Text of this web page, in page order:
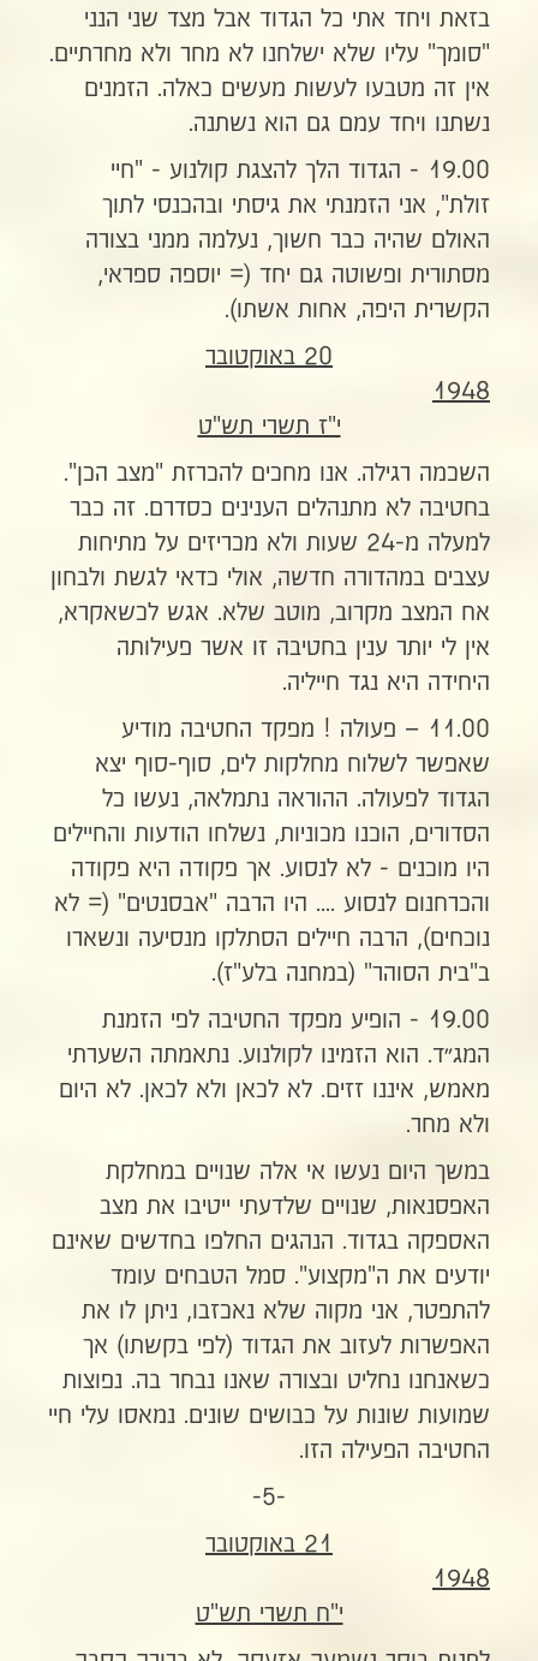
בזאת ויחד אתי כל הגדוד אבל מצד שני הנני
"סומך" עליו שלא ישלחנו לא מחר ולא מחרתיים.
אין זה מטבעו לעשות מעשים כאלה. הזמנים
נשתנו ויחד עמם גם הוא נשתנה.
19.00 - הגדוד הלך להצגת קולנוע - "חיי
זולת", אני הזמנתי את גיסתי ובהכנסי לתוך
האולם שהיה כבר חשוך, נעלמה ממני בצורה
מסתורית ופשוטה גם יחד (= יוספה ספראי,
הקשרית היפה, אחות אשתו).
20 באוקטובר
1948
י"ז תשרי תש"ט
השכמה רגילה. אנו מחכים להכרזת "מצב הכן".
בחטיבה לא מתנהלים הענינים כסדרם. זה כבר
למעלה מ-24 שעות ולא מכריזים על מתיחות
עצבים במהדורה חדשה, אולי כדאי לגשת ולבחון
אח המצב מקרוב, מוטב שלא. אגש לכשאקרא,
אין לי יותר ענין בחטיבה זו אשר פעילותה
היחידה היא נגד חייליה.
11.00 – פעולה ! מפקד החטיבה מודיע
שאפשר לשלוח מחלקות לים, סוף-סוף יצא
הגדוד לפעולה. ההוראה נתמלאה, נעשו כל
הסדורים, הוכנו מכוניות, נשלחו הודעות והחיילים
היו מוכנים - לא לנסוע. אך פקודה היא פקודה
והכרחנום לנסוע .... היו הרבה "אבסנטים" (= לא
נוכחים), הרבה חיילים הסתלקו מנסיעה ונשארו
ב"בית הסוהר" (במחנה בלע"ז).
19.00 - הופיע מפקד החטיבה לפי הזמנת
המג״ד. הוא הזמינו לקולנוע. נתאמתה השערתי
מאמש, איננו זזים. לא לכאן ולא לכאן. לא היום
ולא מחר.
במשך היום נעשו אי אלה שנויים במחלקת
האפסנאות, שנויים שלדעתי ייטיבו את מצב
האספקה בגדוד. הנהגים החלפו בחדשים שאינם
יודעים את ה"מקצוע". סמל הטבחים עומד
להתפטר, אני מקוה שלא נאכזבו, ניתן לו את
האפשרות לעזוב את הגדוד (לפי בקשתו) אך
כשאנחנו נחליט ובצורה שאנו נבחר בה. נפוצות
שמועות שונות על כבושים שונים. נמאסו עלי חיי
החטיבה הפעילה הזו.
-5-
21 באוקטובר
1948
י"ח תשרי תש"ט